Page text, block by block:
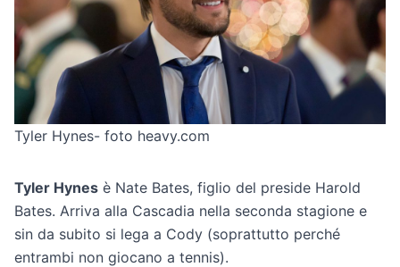
Tyler Hynes- foto heavy.com
Tyler Hynes è Nate Bates, figlio del preside Harold
Bates. Arriva alla Cascadia nella seconda stagione e
sin da subito si lega a Cody (soprattutto perché
entrambi non giocano a tennis).